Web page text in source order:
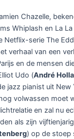
Chazelle,
Whiplash en La
Netflix-serie The
verhaal van een
en de mensen
Udo (André
jazz pianist uit New
volwassen moet
en zal nu
als zijn
) op de stoep